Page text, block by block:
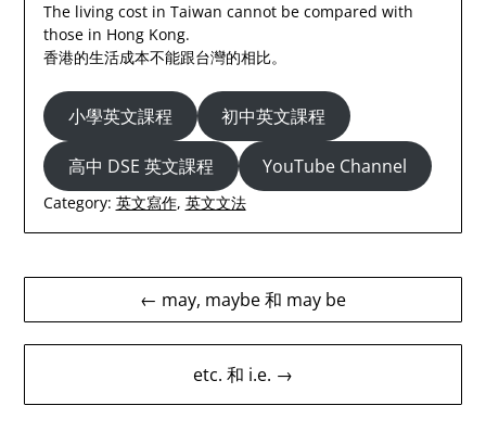
The living cost in Taiwan cannot be compared with
those in Hong Kong.
香港的生活成本不能跟台灣的相比。
小學英文課程 初中英文課程
高中 DSE 英文課程 YouTube Channel
Category: 英文寫作, 英文文法
Post
navigation
← may, maybe 和 may be
etc. 和 i.e. →